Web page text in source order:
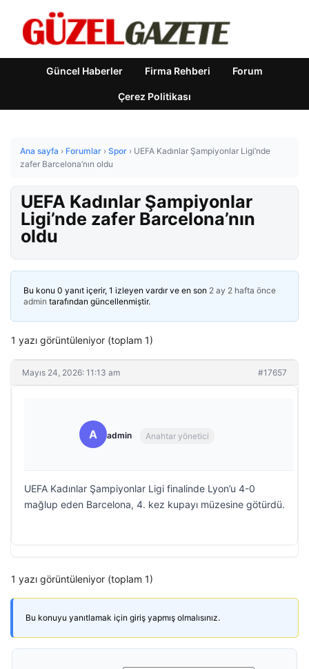
Güncel Haberler Firma Rehberi Forum
Çerez Politikası
Ana sayfa › Forumlar › Spor › UEFA Kadınlar Şampiyonlar Ligi’nde
zafer Barcelona’nın oldu
UEFA Kadınlar Şampiyonlar
Ligi’nde zafer Barcelona’nın
oldu
Bu konu 0 yanıt içerir, 1 izleyen vardır ve en son 2 ay 2 hafta önce
admin tarafından güncellenmiştir.
1 yazı görüntüleniyor (toplam 1)
Mayıs 24, 2026: 11:13 am #17657
A admin Anahtar yönetici
UEFA Kadınlar Şampiyonlar Ligi finalinde Lyon’u 4-0
mağlup eden Barcelona, 4. kez kupayı müzesine götürdü.
1 yazı görüntüleniyor (toplam 1)
Bu konuyu yanıtlamak için giriş yapmış olmalısınız.